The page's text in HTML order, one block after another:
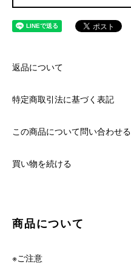
返品について
特定商取引法に基づく表記
この商品について問い合わせる
買い物を続ける
商品について
※ご注意